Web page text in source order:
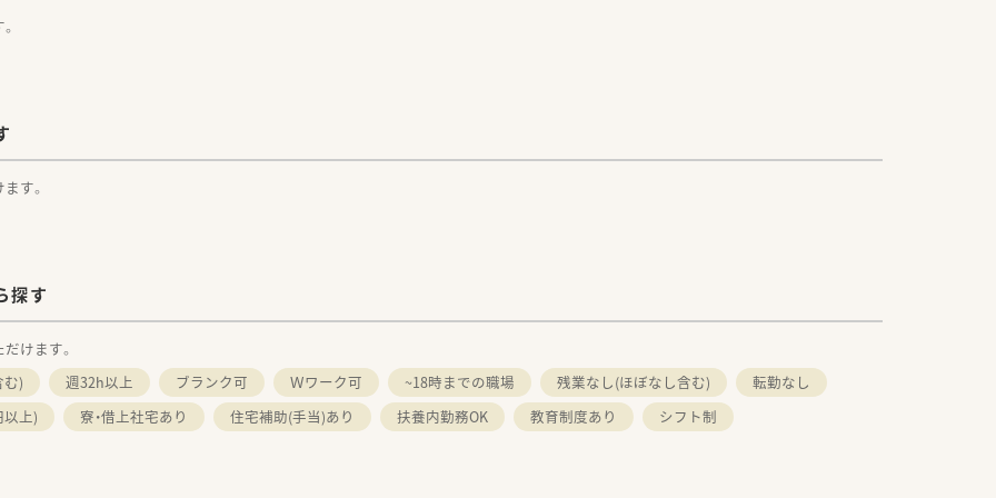
す。
探す
けます。
)
週32h以上 ブランク可 Ｗワーク可 ~18時までの職場 残業なし(ほぼなし含む)
転勤なし
上)
寮・借上社宅あり 住宅補助(手当)あり 扶養内勤務OK 教育制度あり シフト制